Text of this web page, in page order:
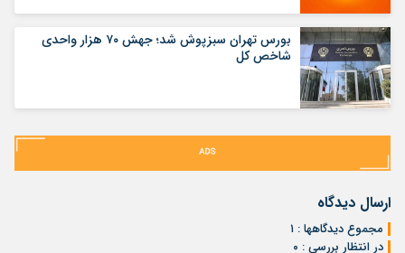
بورس تهران سبزپوش شد؛ جهش ۷۰ هزار واحدی
شاخص کل
ارسال دیدگاه
مجموع دیدگاهها : ۱
در انتظار بررسی : ۰